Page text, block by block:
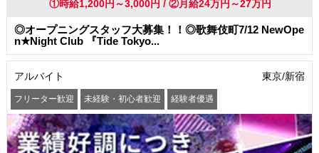
①時給1,200円～3,000円 / ②月給24万円～27万円
◎オープニングスタッフ大募集！！◎歌舞伎町7/12 NewOpe
n★Night Club 『Tide Tokyo...
アルバイト 東京/新宿
フリーター歓迎 未経験・初心者歓迎 経験者優遇
学歴(中卒・高卒)不問 友達と一緒に応募OK 昇給あり
高収入・高額・高給 髪型・髪色自由 ネイルOK 駅から徒歩5分以内